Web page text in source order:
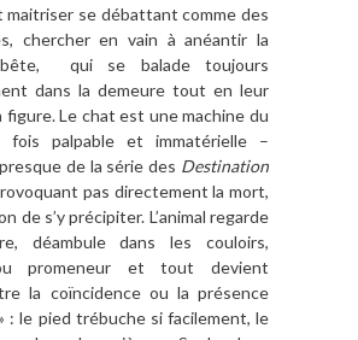
se débattant comme des
chercher en vain à anéantir la
qui se balade toujours
dans la demeure tout en leur
figure. Le chat est une machine du
palpable et immatérielle –
de la série des Destination
pas directement la mort,
de s’y précipiter. L’animal regarde
déambule dans les couloirs,
promeneur et tout devient
la coïncidence ou la présence
: le pied trébuche si facilement, le